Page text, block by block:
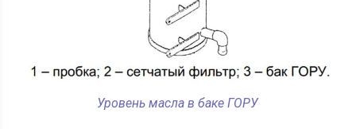
Уровень масла в баке ГОРУ